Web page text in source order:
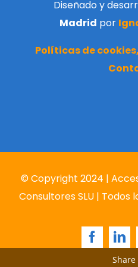
Diseñado y
Madrid por
Políticas de
© Copyright 2024 |
Consultores SLU |
Facebook
Share